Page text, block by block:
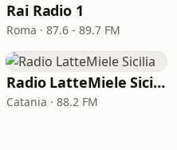
Rai Radio 1
Roma · 87.6 - 89.7 FM
Radio LatteMiele Sicilia
Catania · 88.2 FM